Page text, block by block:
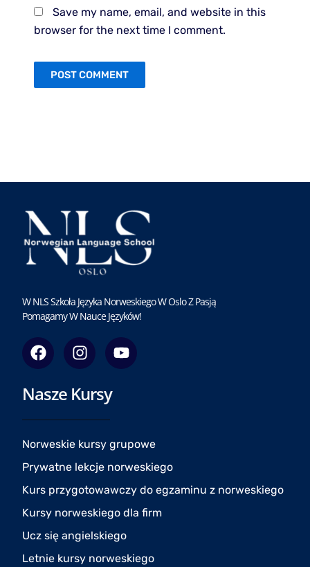
Save my name, email, and website in this
browser for the next time I comment.
W NLS Szkoła Języka Norweskiego W Oslo Z Pasją
Pomagamy W Nauce Języków!
F
a
c
e
o
o
I
n
s
t
g
r
a
m
Y
o
u
e
Nasze Kursy
Norweskie kursy grupowe
Prywatne lekcje norweskiego
Kurs przygotowawczy do egzaminu z norweskiego
Kursy norweskiego dla firm
Ucz się angielskiego
Letnie kursy norweskiego